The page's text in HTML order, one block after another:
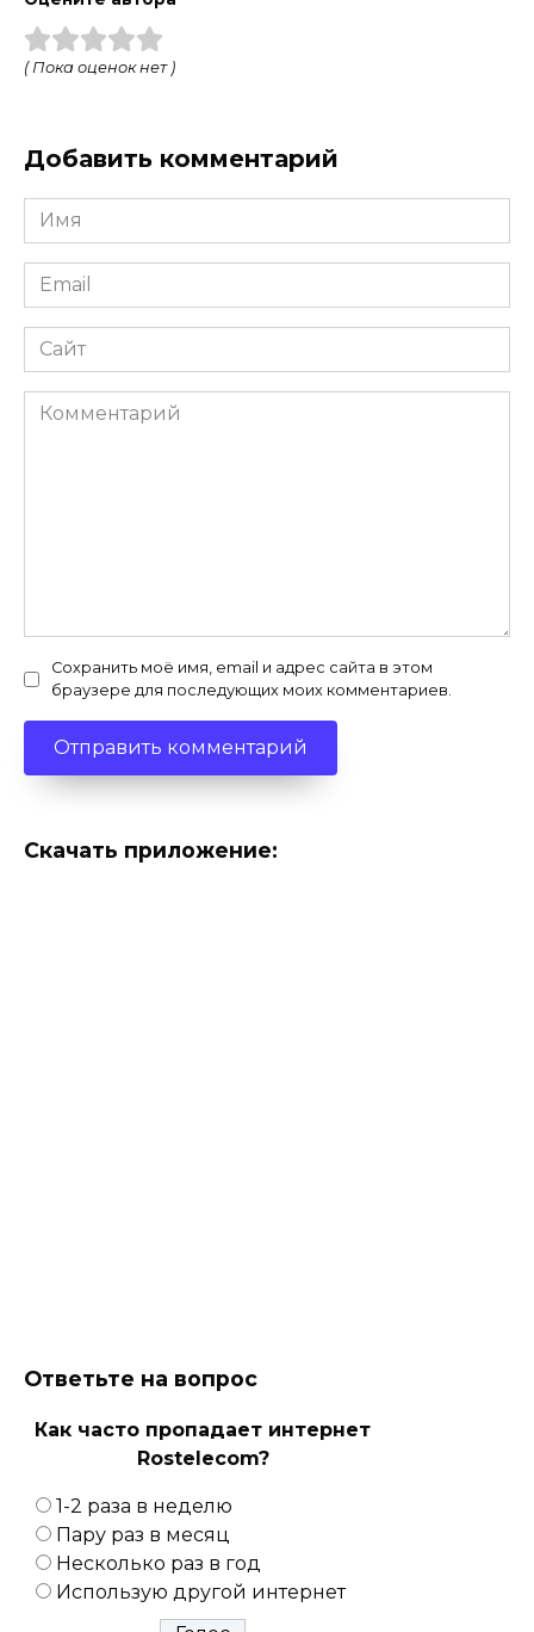
( Пока оценок нет )
Добавить комментарий
Имя
*
Email
*
Сайт
Комментарий
Сохранить моё имя, email и адрес сайта в этом
браузере для последующих моих комментариев.
Скачать приложение:
Ответьте на вопрос
Как часто пропадает интернет
Rostelecom?
1-2 раза в неделю
Пару раз в месяц
Несколько раз в год
Использую другой интернет